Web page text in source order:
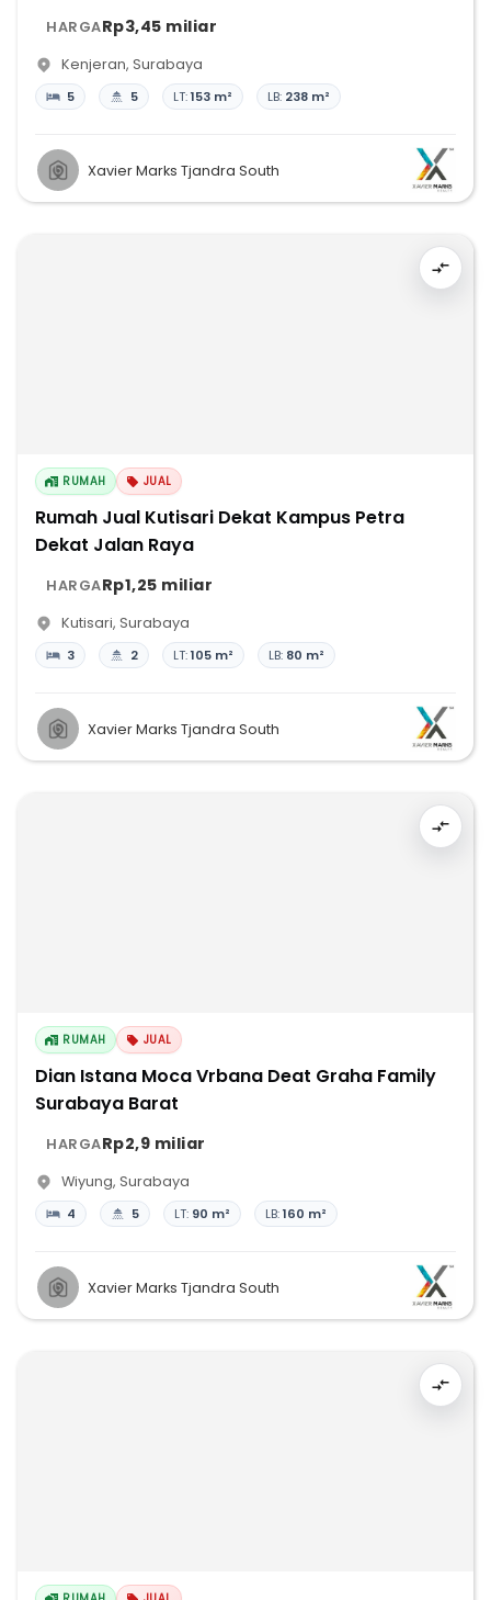
HARGARp3,45 miliar
Kenjeran, Surabaya
5 5 LT:153 m² LB: 238 m²
Xavier Marks Tjandra South
RUMAH JUAL
Rumah Jual Kutisari Dekat Kampus Petra
Dekat Jalan Raya
HARGARp1,25 miliar
Kutisari, Surabaya
3 2 LT:105 m² LB: 80 m²
Xavier Marks Tjandra South
RUMAH JUAL
Dian Istana Moca Vrbana Deat Graha Family
Surabaya Barat
HARGARp2,9 miliar
Wiyung, Surabaya
4 5 LT: 90 m² LB:160 m²
Xavier Marks Tjandra South